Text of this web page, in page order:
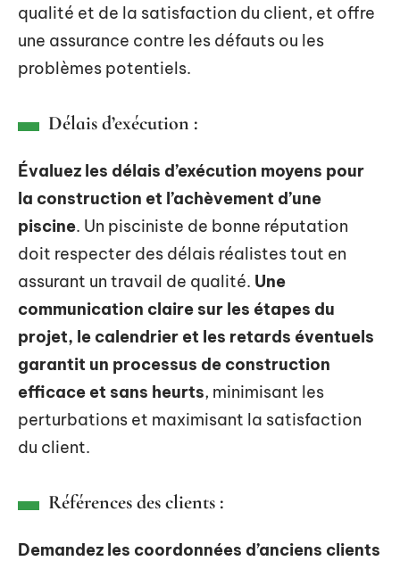
qualité et de la satisfaction du client, et offre
une assurance contre les défauts ou les
problèmes potentiels.
Délais d’exécution :
Évaluez les délais d’exécution moyens pour
la construction et l’achèvement d’une
piscine. Un pisciniste de bonne réputation
doit respecter des délais réalistes tout en
assurant un travail de qualité. Une
communication claire sur les étapes du
projet, le calendrier et les retards éventuels
garantit un processus de construction
efficace et sans heurts, minimisant les
perturbations et maximisant la satisfaction
du client.
Références des clients :
Demandez les coordonnées d’anciens clients